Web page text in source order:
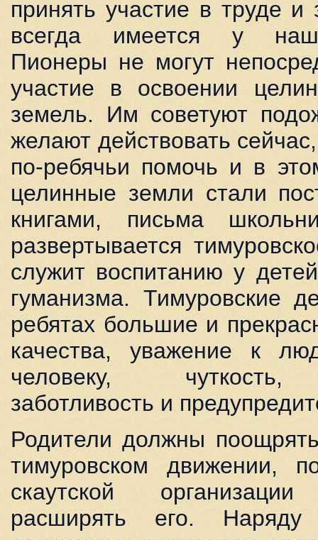
принять участие в труде и
всегда имеется у
Пионеры не могут
участие в освоении
земель. Им советуют
желают действовать
по-ребячьи помочь и в
целинные земли стали
книгами, письма
развертывается
служит воспитанию у
гуманизма. Тимуровские
ребятах большие и
качества, уважение к
человеку, чуткость,
заботливость и
Родители должны
тимуровском движении,
скаутской
расширять его.